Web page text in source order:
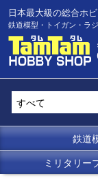
日本最大級の総合ホ
鉄道模型・トイガン・ラ
鉄道
ミリタリー